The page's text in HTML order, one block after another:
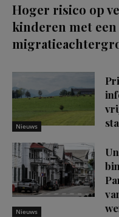
Hoger risico op
kinderen met een
Nieuws
Nieuws